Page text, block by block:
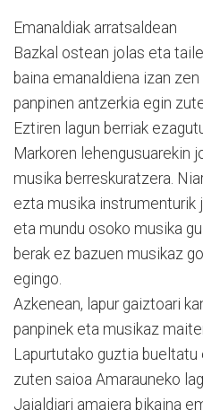
Emanaldiak arratsaldean
Bazkal ostean jolas eta
baina emanaldiena izan
panpinen antzerkia egin
Eztiren lagun berriak
Markoren lehengusuarekin
musika berreskuratzera.
ezta musika instrumenturik
eta mundu osoko musika
berak ez bazuen musikaz
egingo.
Azkenean, lapur gaiztoari
panpinek eta musikaz
Lapurtutako guztia
zuten saioa Amarauneko
Jaialdiari amaiera bikaina